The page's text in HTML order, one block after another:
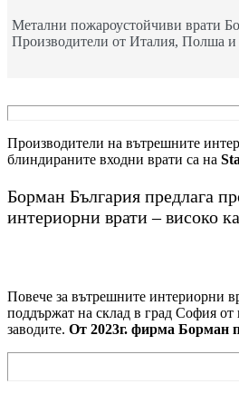
Метални пожароустойчиви врати
Производители от Италия, Полша
Производители на вътрешните
блиндираните входни врати са на
Борман България предлага
интериорни врати – високо
Повече за вътрешните интериорни
поддържат на склад в град София
заводите. От 2023г. фирма Борман